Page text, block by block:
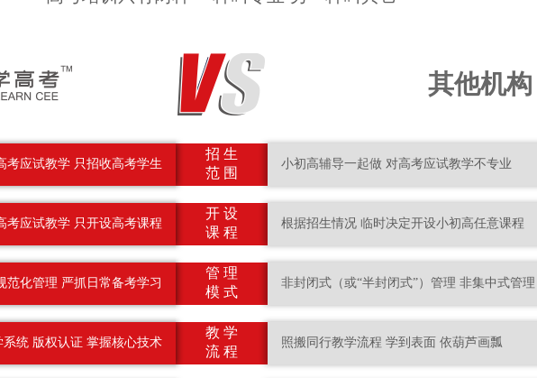
其他机构
考应试教学 只招收高考学生
考应试教学 只开设高考课程
范化管理 严抓日常备考学习
统 版权认证 掌握核心技术
招 生
范 围
开 设
课 程
管 理
模 式
教 学
流 程
小初高辅导一起做 对高考应试教学不专业
根据招生情况 临时决定开设小初高任意课程
非封闭式（或“半封闭式”）管理 非集中式管理
照搬同行教学流程 学到表面 依葫芦画瓢